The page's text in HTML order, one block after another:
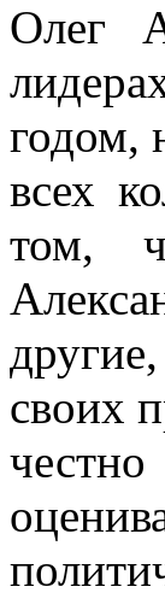
Олег
годом,
всех
том,
своих